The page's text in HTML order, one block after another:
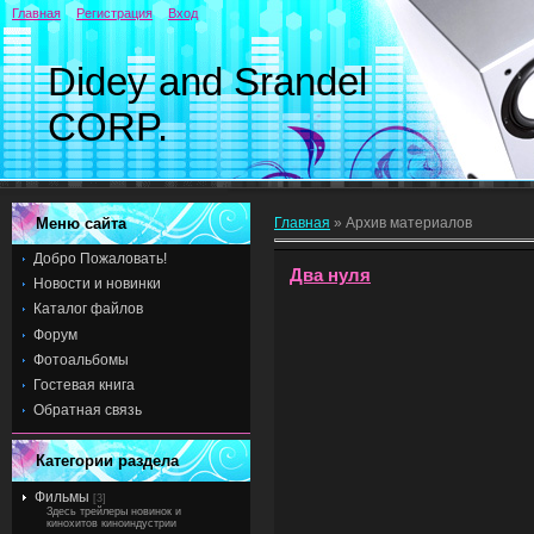
Didey and Srandel
CORP.
Главная Регистрация Вход
Меню сайта
Добро Пожаловать!
Новости и новинки
Каталог файлов
Форум
Фотоальбомы
Гостевая книга
Обратная связь
Категории раздела
Фильмы [3]
Здесь трейлеры новинок и
кинохитов киноиндустрии
Главная » Архив материалов
Два нуля